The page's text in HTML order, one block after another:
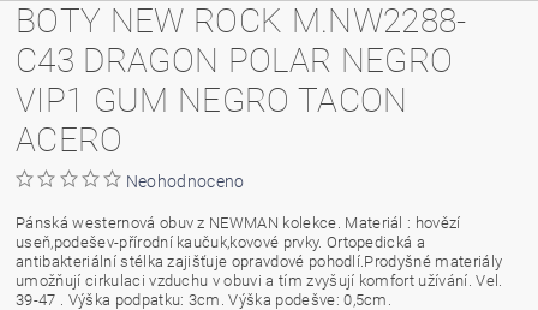
BOTY NEW ROCK M.NW2288-
C43 DRAGON POLAR NEGRO
VIP1 GUM NEGRO TACON
ACERO
Neohodnoceno
Pánská westernová obuv z NEWMAN kolekce. Materiál : hovězí
useň,podešev-přírodní kaučuk,kovové prvky. Ortopedická a
antibakteriální stélka zajišťuje opravdové pohodlí.Prodyšné materiály
umožňují cirkulaci vzduchu v obuvi a tím zvyšují komfort užívání. Vel.
39-47 . Výška podpatku: 3cm. Výška podešve: 0,5cm.